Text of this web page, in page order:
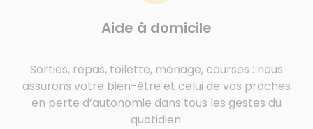
Aide à domicile
Sorties, repas, toilette, ménage, courses : nous
assurons votre bien-être et celui de vos proches
en perte d’autonomie dans tous les gestes du
quotidien.